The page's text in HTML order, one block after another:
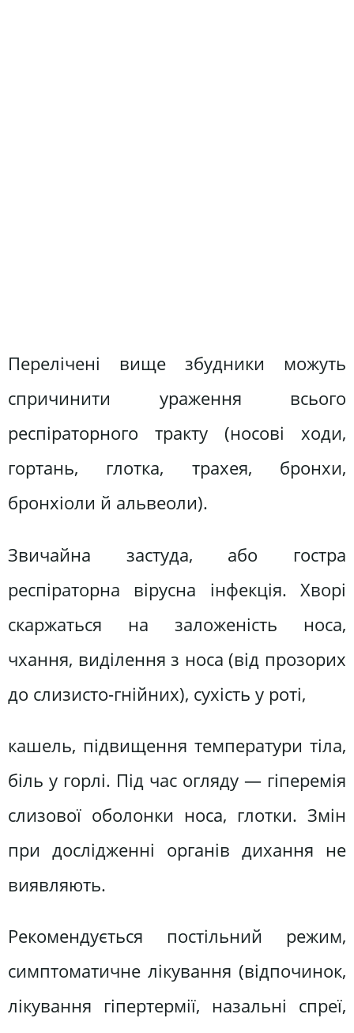
Перелічені вище збудники можуть
спричинити ураження всього
респіраторного тракту (носові ходи,
гортань, глотка, трахея, бронхи,
бронхіоли й альвеоли).
Звичайна застуда, або гостра
респіраторна вірусна інфекція. Хворі
скаржаться на заложеність носа,
чхання, виділення з носа (від прозорих
до слизисто-гнійних), сухість у роті,
кашель, підвищення температури тіла,
біль у горлі. Під час огляду — гіперемія
слизової оболонки носа, глотки. Змін
при дослідженні органів дихання не
виявляють.
Рекомендується постільний режим,
симптоматичне лікування (відпочинок,
лікування гіпертермії, назальні спреї,